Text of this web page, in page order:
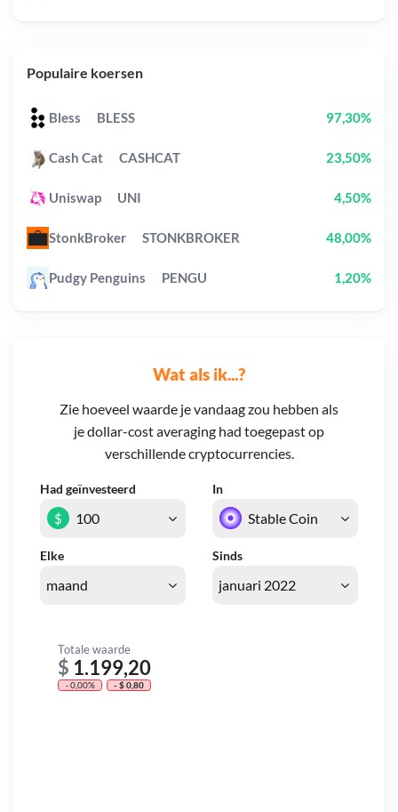
Wat als ik...?
Zie hoeveel waarde je vandaag zou hebben als
je dollar-cost averaging had toegepast op
verschillende cryptocurrencies.
Had geïnvesteerd In
Elke Sinds
$
Totale waarde
$ 1.199,20
- 0,00% - $ 0,80
Populaire koersen
Bless BLESS 97,30%
Cash Cat CASHCAT 23,50%
Uniswap UNI 4,50%
StonkBroker STONKBROKER 48,00%
Pudgy Penguins PENGU 1,20%